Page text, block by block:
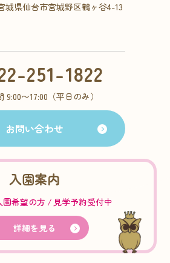
城県仙台市宮城野区鶴ヶ谷4-13
251-1822
9:00〜17:00（平日のみ）
お問い合わせ
入園案内
園希望の方 見学予約受付中
詳細を見る